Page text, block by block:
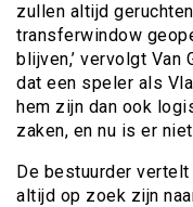
zullen altijd
transferwindow
blijven,’ vervolgt
dat een speler als
hem zijn dan ook
zaken, en nu is er
De bestuurder
altijd op zoek zijn